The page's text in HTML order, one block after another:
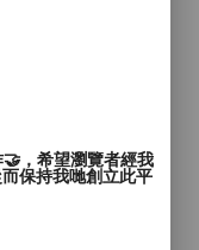
參考小朋友
練習給小朋
，希望瀏覽者經我
保持我哋創立此平